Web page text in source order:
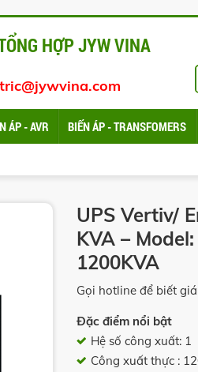
HỢP JYW VINA
ÁP - AVR BIẾN ÁP - TRANSFOMERS
UPS Vertiv/
KVA –
1200KVA
Gọi hotline để biết giá
Đặc điểm nổi bật
Hệ số công xuất: 1
Công xuất thực :